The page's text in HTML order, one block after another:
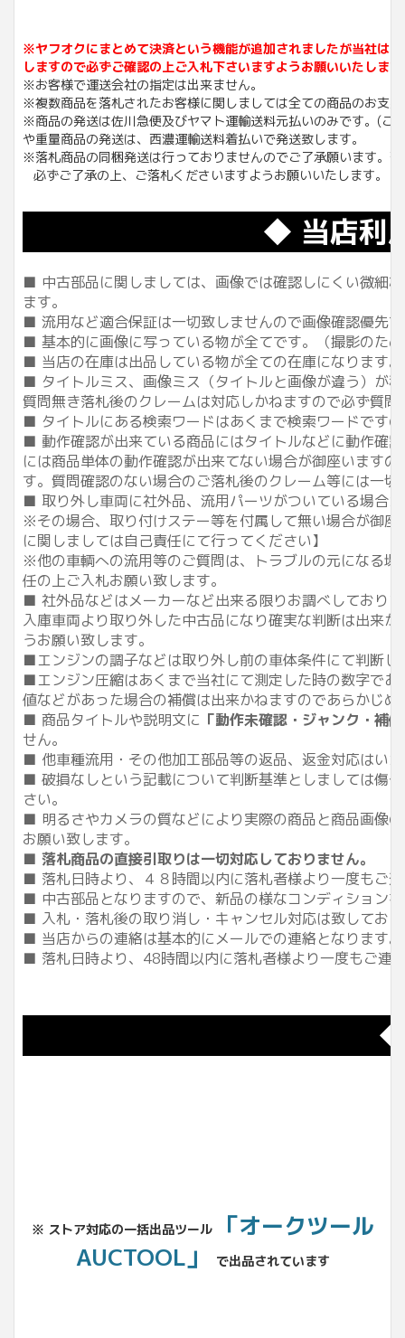
※ヤフオクにまとめて決済という機能が追加されましたが当社は
しますので必ずご確認の上ご入札下さいますようお願いいたしま
※お客様で運送会社の指定は出来ません。
※複数商品を落札されたお客様に関しましては全ての商品のお支
※商品の発送は佐川急便及びヤマト運輸送料元払いのみです。(こ
や重量商品の発送は、西濃運輸送料着払いで発送致します。
※落札商品の同梱発送は行っておりませんのでご了承願います。
必ずご了承の上、ご落札くださいますようお願いいたします。
◆ 当店利
■ 中古部品に関しましては、画像では確認しにくい微細な
ます。
■ 流用など適合保証は一切致しませんので画像確認優先
■ 基本的に画像に写っている物が全てです。（撮影のた
■ 当店の在庫は出品している物が全ての在庫になります。
■ タイトルミス、画像ミス（タイトルと画像が違う）が
質問無き落札後のクレームは対応しかねますので必ず質
■ タイトルにある検索ワードはあくまで検索ワードです
■ 動作確認が出来ている商品にはタイトルなどに動作確
には商品単体の動作確認が出来てない場合が御座います
す。質問確認のない場合のご落札後のクレーム等には一
■ 取り外し車両に社外品、流用パーツがついている場合
※その場合、取り付けステー等を付属して無い場合が御
に関しましては自己責任にて行ってください】
※他の車輌への流用等のご質問は、トラブルの元になる
任の上ご入札お願い致します。
■ 社外品などはメーカーなど出来る限りお調べしており
入庫車両より取り外した中古品になり確実な判断は出来
うお願い致します。
■エンジンの調子などは取り外し前の車体条件にて判断
■エンジン圧縮はあくまで当社にて測定した時の数字で
値などがあった場合の補償は出来かねますのであらかじめ
■ 商品タイトルや説明文に 「動作未確認・ジャンク・
せん。
■ 他車種流用・その他加工部品等の返品、返金対応はい
■ 破損なしという記載について判断基準としましては傷
さい。
■ 明るさやカメラの質などにより実際の商品と商品画像
お願い致します。
■ 落札商品の直接引取りは一切対応しておりません。
■ 落札日時より、４８時間以内に落札者様より一度もご
■ 中古部品となりますので、新品の様なコンディション
■ 入札・落札後の取り消し・キャンセル対応は致してお
■ 当店からの連絡は基本的にメールでの連絡となります
■ 落札日時より、48時間以内に落札者様より一度もご連
※ ストア対応の一括出品ツール
「オークツール
AUCTOOL」
で出品されています